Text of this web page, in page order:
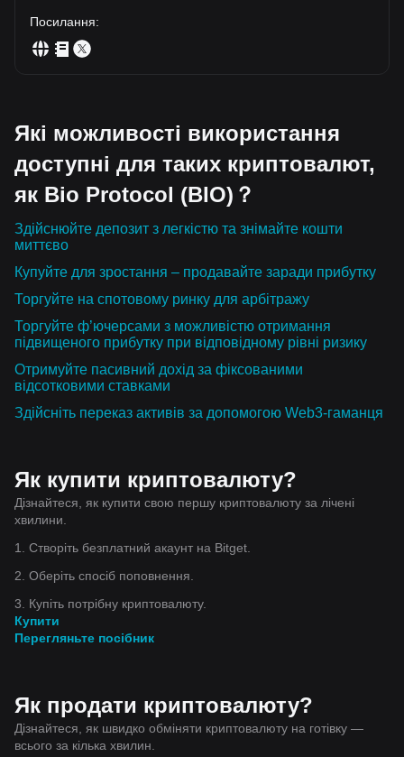
Посилання:
Які можливості використання
доступні для таких криптовалют,
як Bio Protocol (BIO)？
Здійснюйте депозит з легкістю та знімайте кошти
миттєво
Купуйте для зростання – продавайте заради прибутку
Торгуйте на спотовому ринку для арбітражу
Торгуйте ф’ючерсами з можливістю отримання
підвищеного прибутку при відповідному рівні ризику
Отримуйте пасивний дохід за фіксованими
відсотковими ставками
Здійсніть переказ активів за допомогою Web3-гаманця
Як купити криптовалюту?
Дізнайтеся, як купити свою першу криптовалюту за лічені
хвилини.
1. Створіть безплатний акаунт на Bitget.
2. Оберіть спосіб поповнення.
3. Купіть потрібну криптовалюту.
Купити
Перегляньте посібник
Як продати криптовалюту?
Дізнайтеся, як швидко обміняти криптовалюту на готівку —
всього за кілька хвилин.